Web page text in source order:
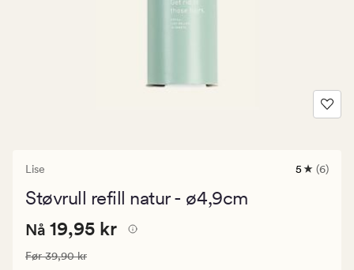
Lise
6
5 (6)
Støvrull refill natur - ø4,9cm
Nåværende
19,95
Nåværende pris
Nå 19,95 kr
Vanlig pris 39,90 kr
Før39,90 kr